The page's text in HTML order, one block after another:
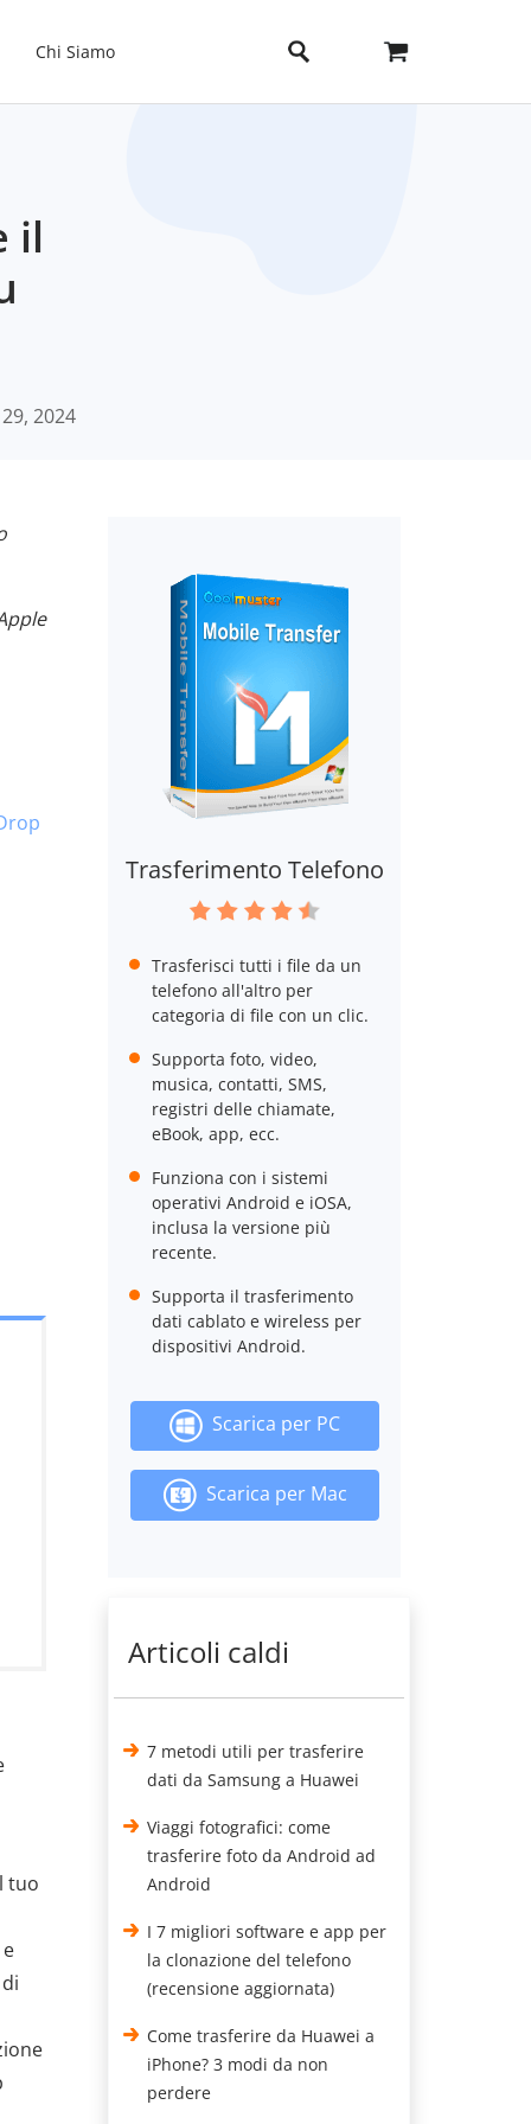
Chi Siamo
il
2024
tuo
Trasferimento Telefono
Trasferisci tutti i file da un
telefono all'altro per
categoria di file con un clic.
Supporta foto, video,
musica, contatti, SMS,
registri delle chiamate,
eBook, app, ecc.
Funziona con i sistemi
operativi Android e iOSA,
inclusa la versione più
recente.
Supporta il trasferimento
dati cablato e wireless per
dispositivi Android.
Scarica per PC
Scarica per Mac
Articoli caldi
7 metodi utili per trasferire
dati da Samsung a Huawei
Viaggi fotografici: come
trasferire foto da Android ad
Android
I 7 migliori software e app per
la clonazione del telefono
(recensione aggiornata)
Come trasferire da Huawei a
iPhone? 3 modi da non
perdere